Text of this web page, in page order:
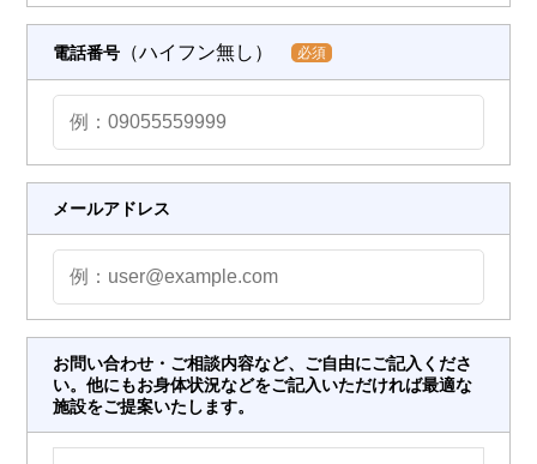
電話番号（ハイフン無し） 必須
メールアドレス
お問い合わせ・ご相談内容など、ご自由にご記入くださ
い。他にもお身体状況などをご記入いただければ最適な
施設をご提案いたします。